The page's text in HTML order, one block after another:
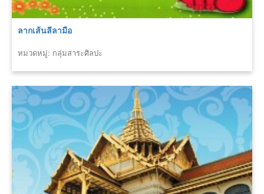
ลากเส้นลีลามือ
หมวดหมู่: กลุ่มสาระศิลปะ